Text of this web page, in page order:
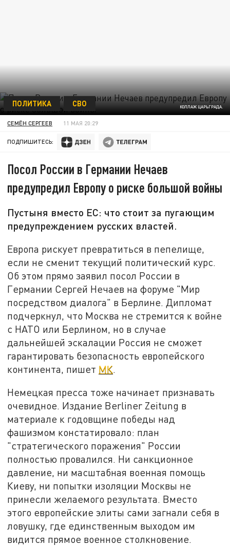
КОЛЛАЖ ЦАРЬГРАДА.
ПОЛИТИКА СВО
СЕМЁН СЕРГЕЕВ 11 МАЯ 20:29
ПОДПИШИТЕСЬ:
Посол России в Германии Нечаев
предупредил Европу о риске большой войны
Пустыня вместо ЕС: что стоит за пугающим
предупреждением русских властей.
Европа рискует превратиться в пепелище,
если не сменит текущий политический курс.
Об этом прямо заявил посол России в
Германии Сергей Нечаев на форуме "Мир
посредством диалога" в Берлине. Дипломат
подчеркнул, что Москва не стремится к войне
с НАТО или Берлином, но в случае
дальнейшей эскалации Россия не сможет
гарантировать безопасность европейского
континента, пишет МК.
Немецкая пресса тоже начинает признавать
очевидное. Издание Berliner Zeitung в
материале к годовщине победы над
фашизмом констатировало: план
"стратегического поражения" России
полностью провалился. Ни санкционное
давление, ни масштабная военная помощь
Киеву, ни попытки изоляции Москвы не
принесли желаемого результата. Вместо
этого европейские элиты сами загнали себя в
ловушку, где единственным выходом им
видится прямое военное столкновение.